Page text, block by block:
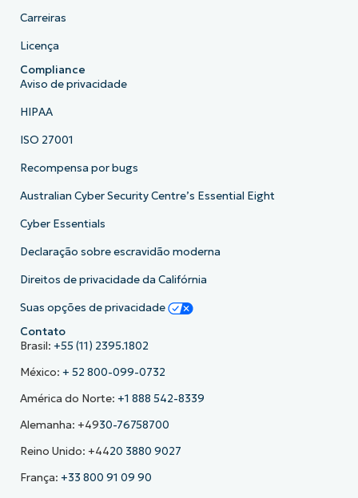
Carreiras
Licença
Compliance
Aviso de privacidade
HIPAA
ISO 27001
Recompensa por bugs
Australian Cyber Security Centre’s Essential Eight
Cyber Essentials
Declaração sobre escravidão moderna
Direitos de privacidade da Califórnia
Suas opções de privacidade
Contato
Brasil: +55 (11) 2395.1802
México: + 52 800-099-0732
América do Norte: +1 888 542-8339
Alemanha: +4930-76758700
Reino Unido: +4420 3880 9027
França: +33 800 91 09 90